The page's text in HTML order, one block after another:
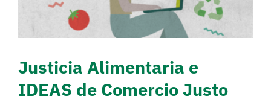
Justicia Alimentaria e
IDEAS de Comercio Justo